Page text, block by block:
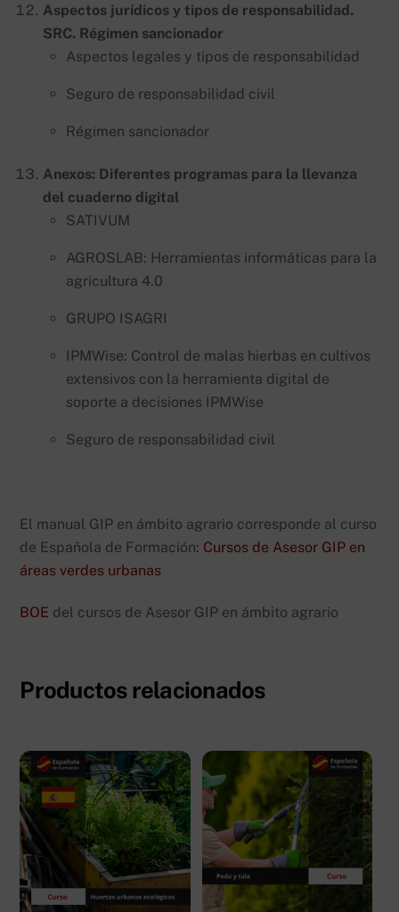
Aspectos jurídicos y tipos de responsabilidad.
SRC. Régimen sancionador
Aspectos legales y tipos de responsabilidad
Seguro de responsabilidad civil
Régimen sancionador
Anexos: Diferentes programas para la llevanza
del cuaderno digital
SATIVUM
AGROSLAB: Herramientas informáticas para la
agricultura 4.0
GRUPO ISAGRI
IPMWise: Control de malas hierbas en cultivos
extensivos con la herramienta digital de
soporte a decisiones IPMWise
Seguro de responsabilidad civil
El manual GIP en ámbito agrario corresponde al curso
de Española de Formación: Cursos de Asesor GIP en
áreas verdes urbanas
BOE del cursos de Asesor GIP en ámbito agrario
Productos relacionados